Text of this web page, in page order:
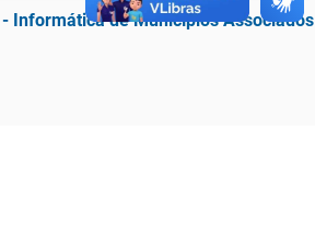
Informática de Municípios Associados